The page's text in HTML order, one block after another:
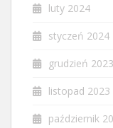
luty 2024
styczeń 2024
grudzień 2023
listopad 2023
październik